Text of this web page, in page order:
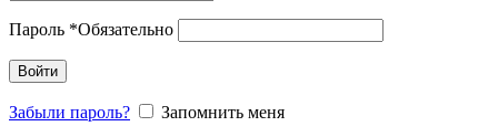
Пароль *Обязательно
Войти
Забыли пароль?
Запомнить меня